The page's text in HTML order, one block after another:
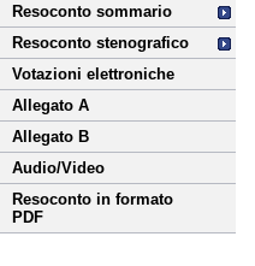
Resoconto sommario
Resoconto stenografico
Votazioni elettroniche
Allegato A
Allegato B
Audio/Video
Resoconto in formato
PDF